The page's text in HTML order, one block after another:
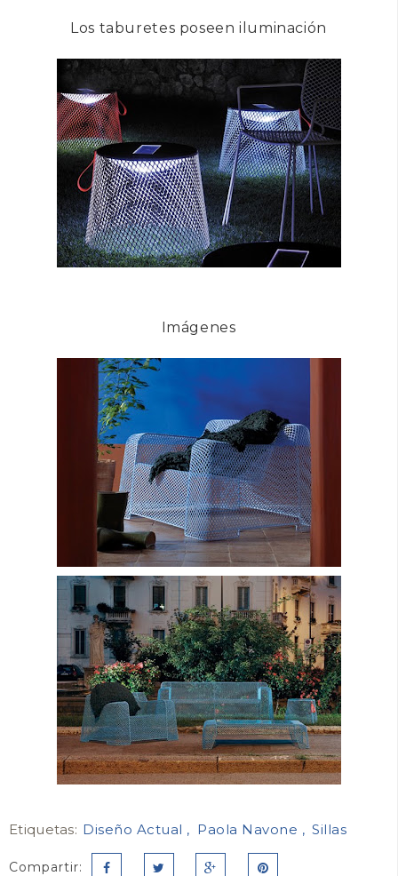
Los taburetes poseen iluminación
Imágenes
Etiquetas: Diseño Actual Paola Navone Sillas
Compartir: